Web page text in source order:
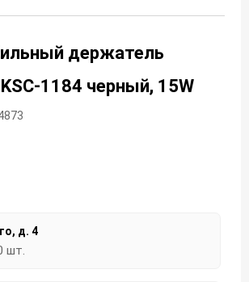
держатель
1184 черный, 15W
д. 4
шт.